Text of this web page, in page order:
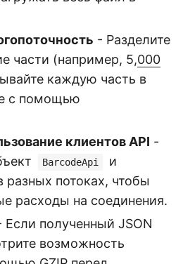
- Разделите
части (например, 5,000
каждую часть в
с помощью
клиентов API -
BarcodeApi
и
разных потоках, чтобы
расходы на соединения.
Если полученный JSON
возможность